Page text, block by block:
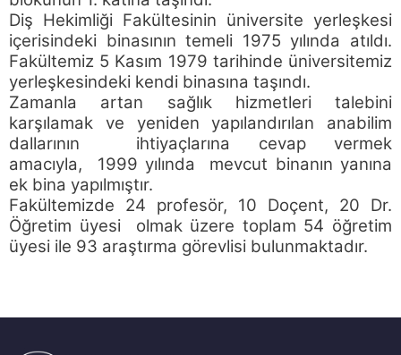
Diş Hekimliği Fakültesinin üniversite yerleşkesi
içerisindeki binasının temeli 1975 yılında atıldı.
Fakültemiz 5 Kasım 1979 tarihinde üniversitemiz
yerleşkesindeki kendi binasına taşındı.
Zamanla artan sağlık hizmetleri talebini
karşılamak ve yeniden yapılandırılan anabilim
dallarının ihtiyaçlarına cevap vermek
amacıyla, 1999 yılında mevcut binanın yanına
ek bina yapılmıştır.
Fakültemizde 24 profesör, 10 Doçent, 20 Dr.
Öğretim üyesi
olmak üzere toplam 54 öğretim
üyesi ile 93 araştırma görevlisi bulunmaktadır.